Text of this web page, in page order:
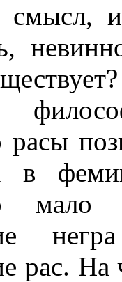
смысл,
расы
в
мало
рас.